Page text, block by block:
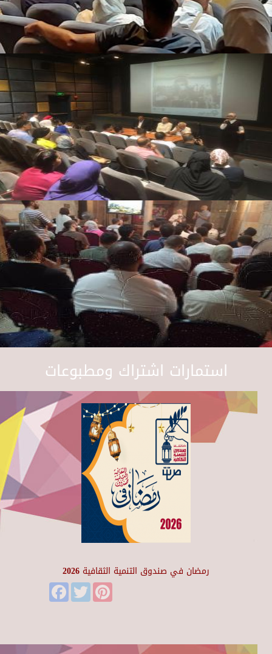
استمارات اشتراك ومطبوعات
رمضان في صندوق التنمية الثقافية 2026
FacebookTwitter